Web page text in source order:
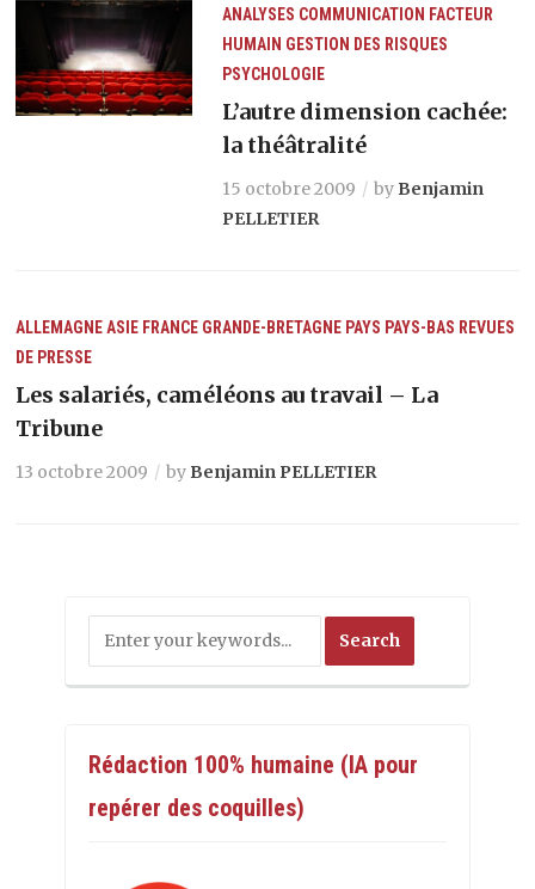
ANALYSES COMMUNICATION FACTEUR
HUMAIN GESTION DES RISQUES
PSYCHOLOGIE
L’autre dimension cachée:
la théâtralité
15 octobre 2009 by Benjamin
PELLETIER
ALLEMAGNE ASIE FRANCE GRANDE-BRETAGNE PAYS PAYS-BAS REVUES
DE PRESSE
Les salariés, caméléons au travail – La
Tribune
13 octobre 2009 by Benjamin PELLETIER
Rédaction 100% humaine (IA pour
repérer des coquilles)